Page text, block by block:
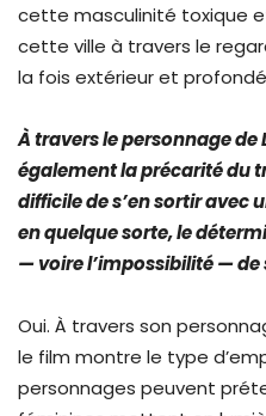
cette masculinité toxique
cette ville à travers le
la fois extérieur et
À travers le personnage de
également la précarité du
difficile de s’en sortir avec
en quelque sorte, le
— voire l’impossibilité — de
Oui. À travers son
le film montre le type
personnages peuvent